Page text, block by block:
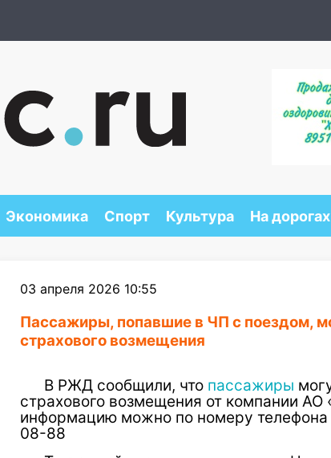
Экономика Спорт Культура На дорогах
03 апреля 2026 10:55
Пассажиры, попавшие в ЧП с поездом,
страхового возмещения
В РЖД сообщили, что пассажиры
страхового возмещения от компании
информацию можно по номеру
08-88